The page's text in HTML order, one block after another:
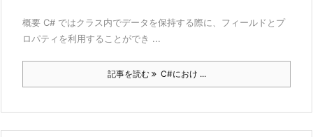
概要 C# ではクラス内でデータを保持する際に、フィールドとプ
ロパティを利用することができ ...
記事を読む C#におけ ...